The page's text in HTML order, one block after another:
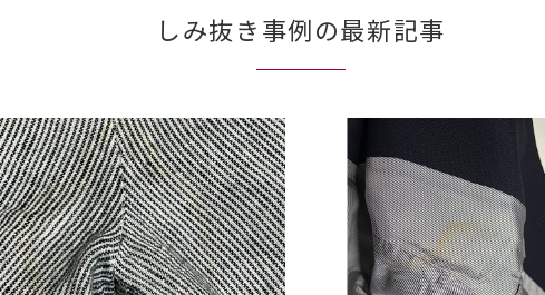
しみ抜き事例の最新記事